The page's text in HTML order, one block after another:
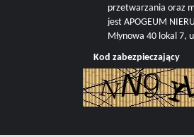
przetwarzania oraz
jest APOGEUM
Młynowa 40 lokal 7,
Kod zabezpieczający